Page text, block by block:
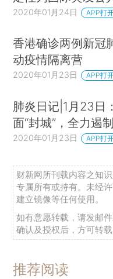
2020年01月24日 APP打
香港确诊两例新冠
动疫情隔离营
2020年01月23日 APP打
肺炎日记|1月23日
面“封城”，全力遏
2020年01月23日 APP打
财新网所刊载内容之知
专属所有或持有。未经
建立镜像等任何使用。
如有意愿转载，请发邮
确认及授权后，方可转载
推荐阅读